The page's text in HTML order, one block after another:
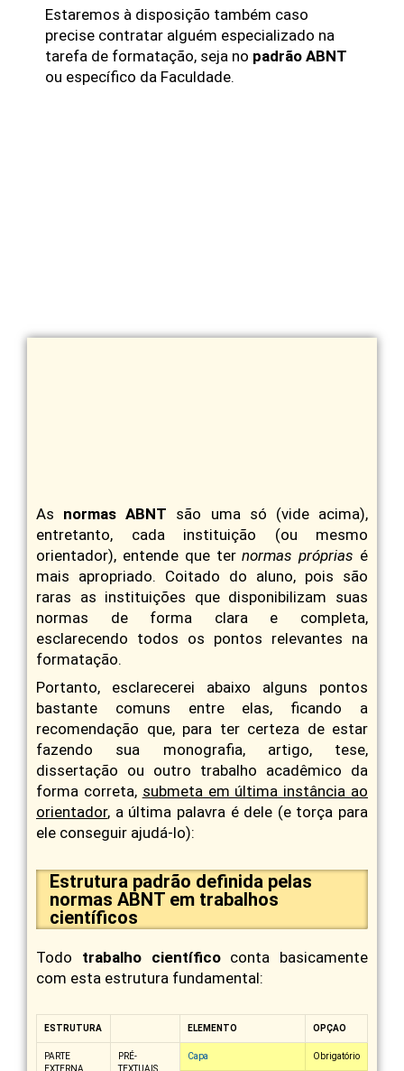
Estaremos à disposição também caso
precise contratar alguém especializado na
tarefa de formatação, seja no padrão ABNT
ou específico da Faculdade.
As normas ABNT são uma só (vide acima),
entretanto, cada instituição (ou mesmo
orientador), entende que ternormas próprias é
mais apropriado. Coitado do aluno, pois são
raras as instituições que disponibilizam suas
normas de forma clara e completa,
esclarecendo todos os pontos relevantes na
formatação.
Portanto, esclarecerei abaixo alguns pontos
bastante comuns entre elas, ficando a
recomendação que, para ter certeza de estar
fazendo sua monografia, artigo, tese,
dissertação ou outro trabalho acadêmico da
forma correta, submeta em última instância ao
orientador, a última palavra é dele (e torça para
ele conseguir ajudá-lo):
Estrutura padrão definida pelas
normas ABNT em trabalhos
científicos
Todo trabalho científicoconta basicamente
com esta estrutura fundamental:
ESTRUTURA ELEMENTO OPÇAO
PARTE
EXTERNA
PRÉ-
TEXTUAIS
Capa Obrigatório